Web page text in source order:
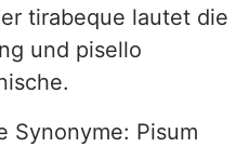
tirabeque lautet die
und pisello
Synonyme: Pisum